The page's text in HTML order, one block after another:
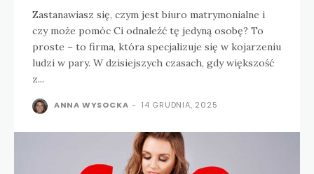
Zastanawiasz się, czym jest biuro matrymonialne i
czy może pomóc Ci odnaleźć tę jedyną osobę? To
proste – to firma, która specjalizuje się w kojarzeniu
ludzi w pary. W dzisiejszych czasach, gdy większość
z...
ANNA WYSOCKA - 14 GRUDNIA, 2025